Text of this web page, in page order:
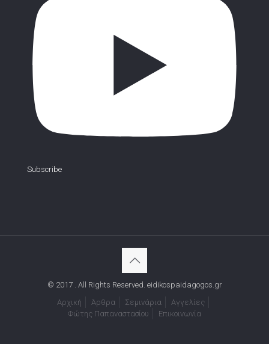
Subscribe
© 2017 . All Rights Reserved. eidikospaidagogos.gr
Αρχική
Άρθρα Σεμινάρια
Αγγελίες
Φώτης Παπαναστασίου
Επικοινωνία